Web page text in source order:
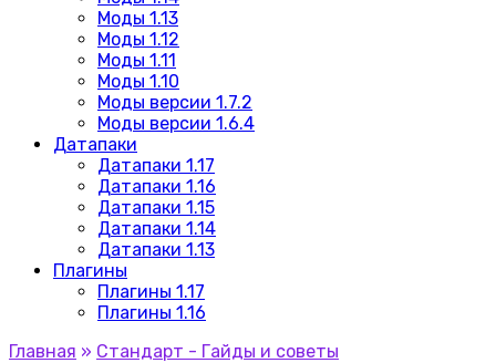
Моды 1.13
Моды 1.12
Моды 1.11
Моды 1.10
Моды версии 1.7.2
Моды версии 1.6.4
Датапаки
Датапаки 1.17
Датапаки 1.16
Датапаки 1.15
Датапаки 1.14
Датапаки 1.13
Плагины
Плагины 1.17
Плагины 1.16
Главная » Стандарт - Гайды и советы